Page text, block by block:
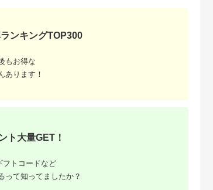
ンキングTOP300
もお得な
あります！
ト大量GET！
フトコードなど
って知ってましたか？